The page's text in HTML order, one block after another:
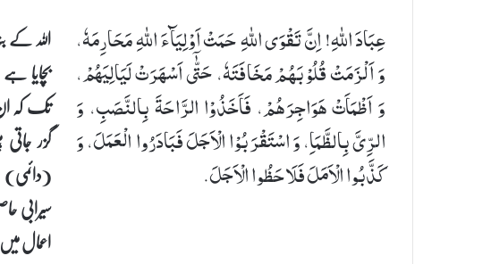
عِبَادَ اللهِ! اِنَّ تَقْوَی اللهِ حَمَتْ اَوْلِیَآءَ اللهِ مَحَارِمَهٗ،
وَ اَلْزَمَتْ قُلُوْبَهُمْ مَخَافَتَهٗ، حَتّٰۤی اَسْهَرَتْ لَیَالِیَهُمْ،
وَ اَظْمَاَتْ هَوَاجِرَهُمْ، فَاَخَذُوْا الرَّاحَةَ بِالنَّصَبِ، وَ
الرِّیَّ بِالظَّمَاِ، وَ اسْتَقْرَبُوْا الْاَجَلَ فَبَادَرُوا الْعَمَلَ، وَ
كَذَّبُوا الْاَمَلَ فَلَاحَظُوا الْاَجَلَ.
اللہ
بچایا
تک کہ
گزر
سیرابی
اعمال